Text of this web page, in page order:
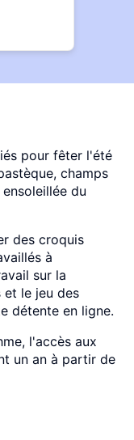
pour fêter l'été
champs
du
des croquis
à
sur la
le jeu des
détente en ligne.
l'accès aux
un an à partir de